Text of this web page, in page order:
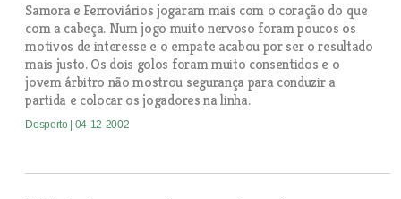
Samora e Ferroviários jogaram mais com o coração do que
com a cabeça. Num jogo muito nervoso foram poucos os
motivos de interesse e o empate acabou por ser o resultado
mais justo. Os dois golos foram muito consentidos e o
jovem árbitro não mostrou segurança para conduzir a
partida e colocar os jogadores na linha.
Desporto | 04-12-2002